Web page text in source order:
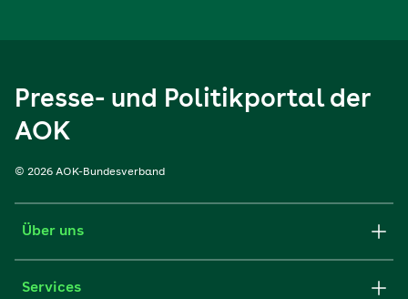
Presse- und Politikportal der
AOK
© 2026 AOK-Bundesverband
Über uns
Services